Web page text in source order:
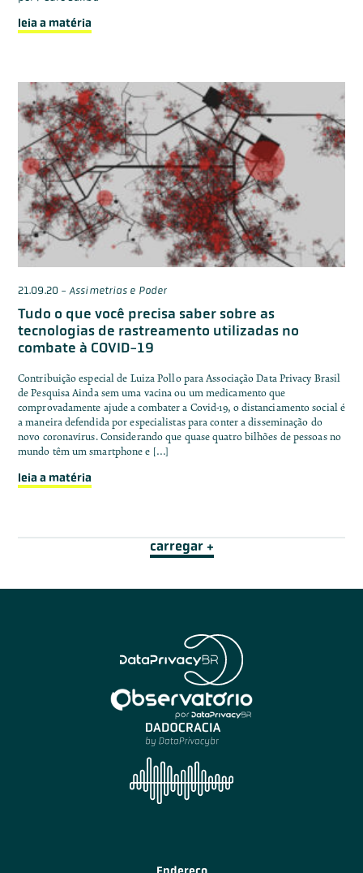
leia a matéria
21.09.20- Assimetrias e Poder
Tudo o que você precisa saber sobre as
tecnologias de rastreamento utilizadas no
combate à COVID-19
Contribuição especial de Luiza Pollo para Associação Data Privacy Brasil
de Pesquisa Ainda sem uma vacina ou um medicamento que
comprovadamente ajude a combater a Covid-19, o distanciamento social é
a maneira defendida por especialistas para conter a disseminação do
novo coronavírus. Considerando que quase quatro bilhões de pessoas no
mundo têm um smartphone e […]
leia a matéria
carregar +